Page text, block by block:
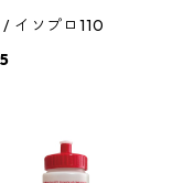
/ イソプロ110